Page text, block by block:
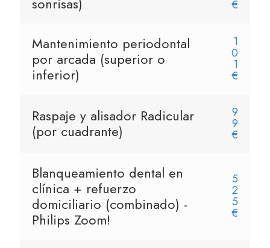
€
Mantenimiento periodontal
por arcada (superior o
inferior)
1
0
1
€
Raspaje y alisador Radicular
(por cuadrante)
9
9
€
Blanqueamiento dental en
clínica + refuerzo
domiciliario (combinado) -
Philips Zoom!
5
2
5
€